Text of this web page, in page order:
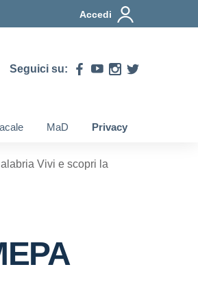
Accedi
Seguici su:
MaD Privacy
Vivi e scopri la